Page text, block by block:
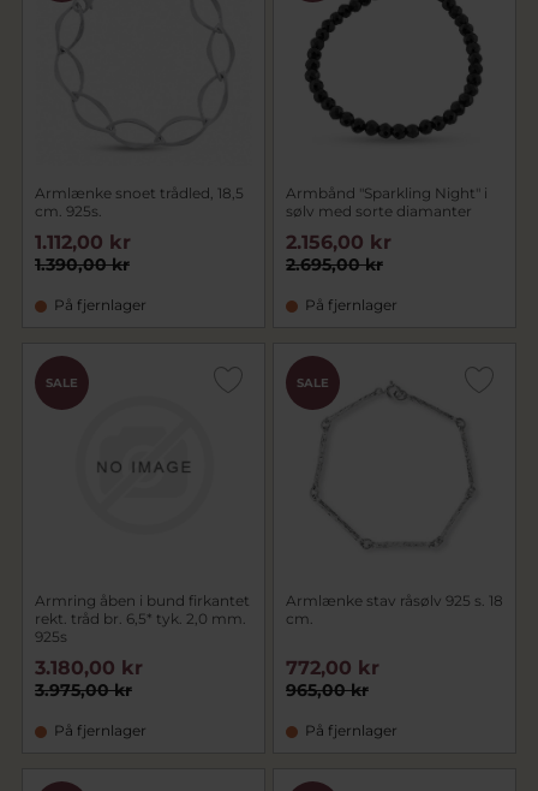
særlige øjeblikke. Udforsk vores udvalg og find
det smykke, der passer til din stil
Armlænke snoet trådled, 18,5
cm. 925s.
1.390,00 kr
1.112,00 kr
På fjernlager
Armbånd "Sparkling Night" i
sølv med sorte diamanter
2.695,00 kr
2.156,00 kr
På fjernlager
SALE
Armring åben i bund firkantet
rekt. tråd br. 6,5* tyk. 2,0 mm.
925s
3.975,00 kr
3.180,00 kr
På fjernlager
SALE
Armlænke stav råsølv 925 s. 18
cm.
965,00 kr
772,00 kr
På fjernlager